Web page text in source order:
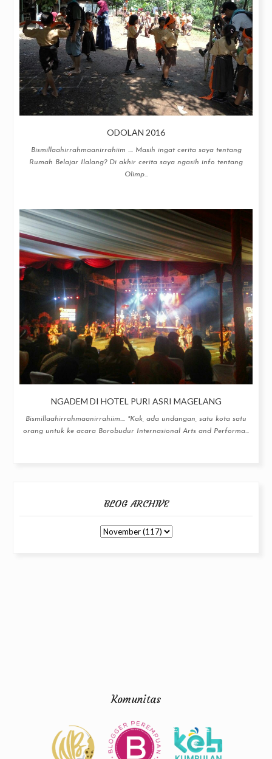
ODOLAN 2016
Bismillaahirrahmaanirrahiim .... Masih ingat cerita saya tentang
Rumah Belajar Ilalang? Di akhir cerita saya ngasih info tentang
Olimp...
NGADEM DI HOTEL PURI ASRI MAGELANG
Bismillaahirrahmaanirrahiim.... "Kak, ada undangan, satu kota satu
orang untuk ke acara Borobudur Internasional Arts and Performa...
BLOG ARCHIVE
Komunitas